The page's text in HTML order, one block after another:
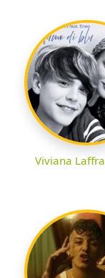
Viviana